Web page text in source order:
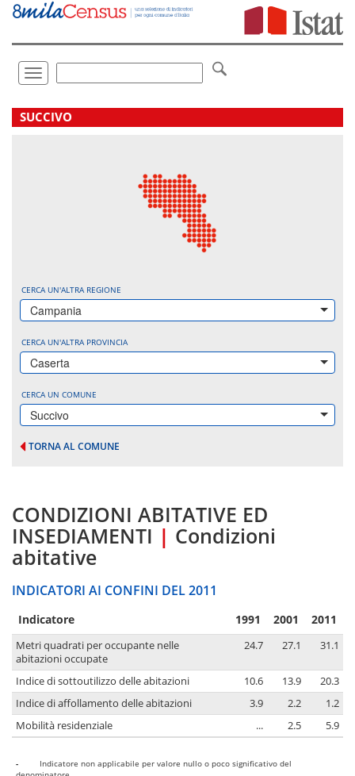
Vai
direttamente
Toggle
navigation
.
SUCCIVO
CERCA UN'ALTRA REGIONE
Campania
CERCA UN'ALTRA PROVINCIA
Caserta
CERCA UN COMUNE
Succivo
TORNA AL COMUNE
CONDIZIONI ABITATIVE ED
INSEDIAMENTI | Condizioni
abitative
INDICATORI AI CONFINI DEL 2011
Indicatore 1991 2001 2011
Metri quadrati per occupante nelle
abitazioni occupate
24.7 27.1 31.1
Indice di sottoutilizzo delle abitazioni 10.6 13.9
20.3
Indice di affollamento delle abitazioni
3.9 2.2
1.2
Mobilità residenziale
... 2.5 5.9
-
Indicatore non applicabile per valore nullo o poco significativo del